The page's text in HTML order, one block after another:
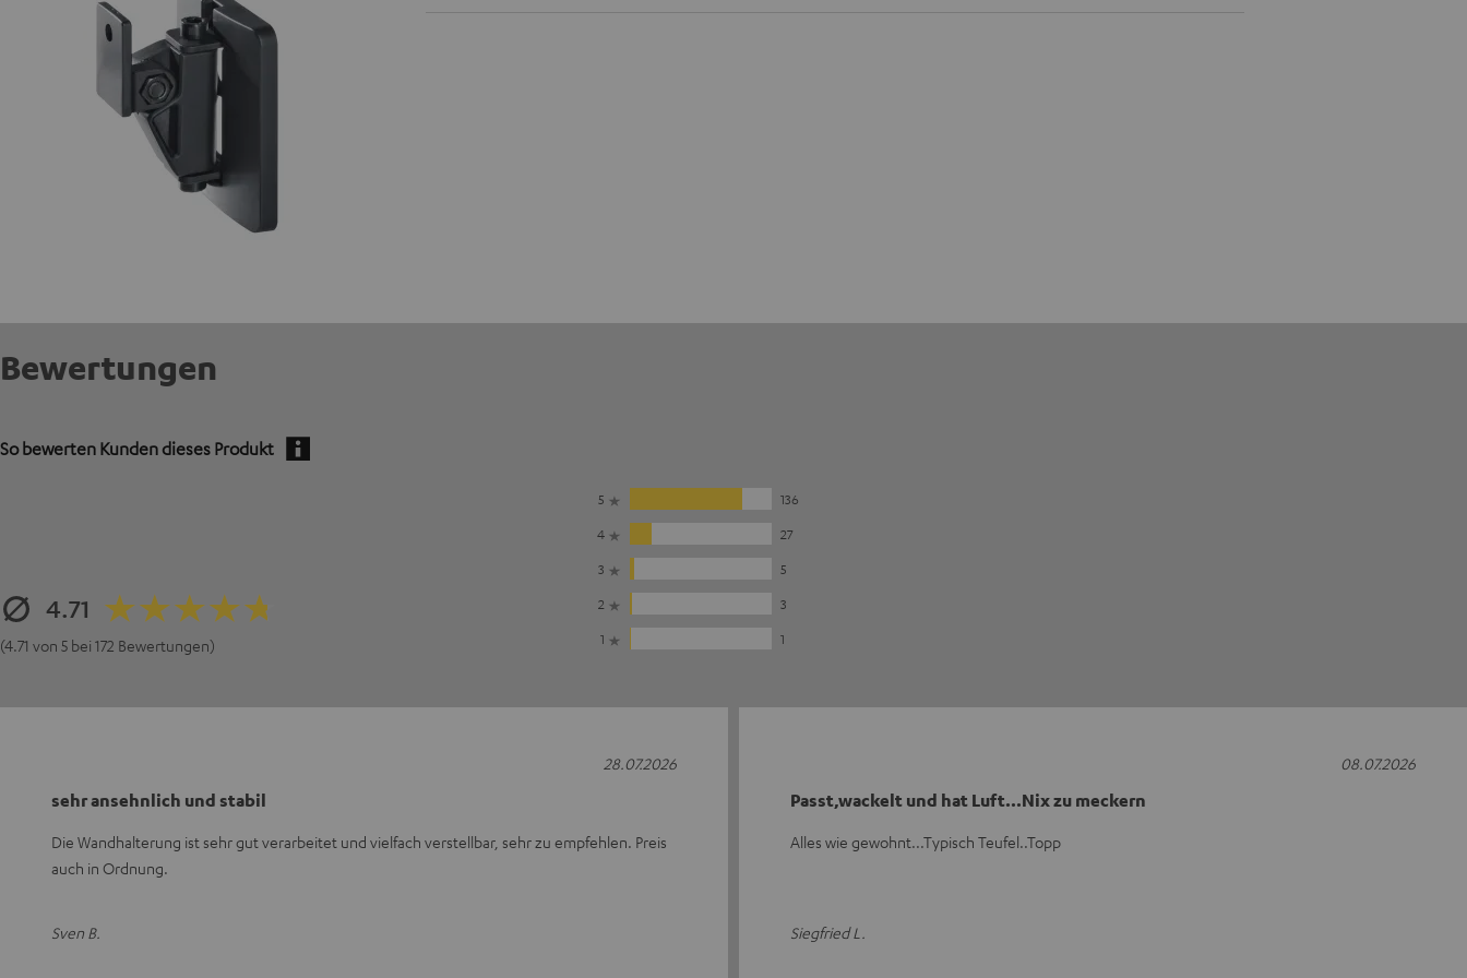
Bewertungen
So bewerten Kunden dieses Produkt
4.71
(4.71 von 5 bei 172 Bewertungen)
5
136
4
27
3
5
2
3
1
1
sehr ansehnlich und stabil
Die Wandhalterung ist sehr gut verarbeitet und vielfach verstellbar, sehr zu empfehlen. Preis
auch in Ordnung.
Sven B.
28.07.2026
Passt,wackelt und hat Luft...Nix zu meckern
Alles wie gewohnt...Typisch Teufel..Topp
Siegfried L.
08.07.2026